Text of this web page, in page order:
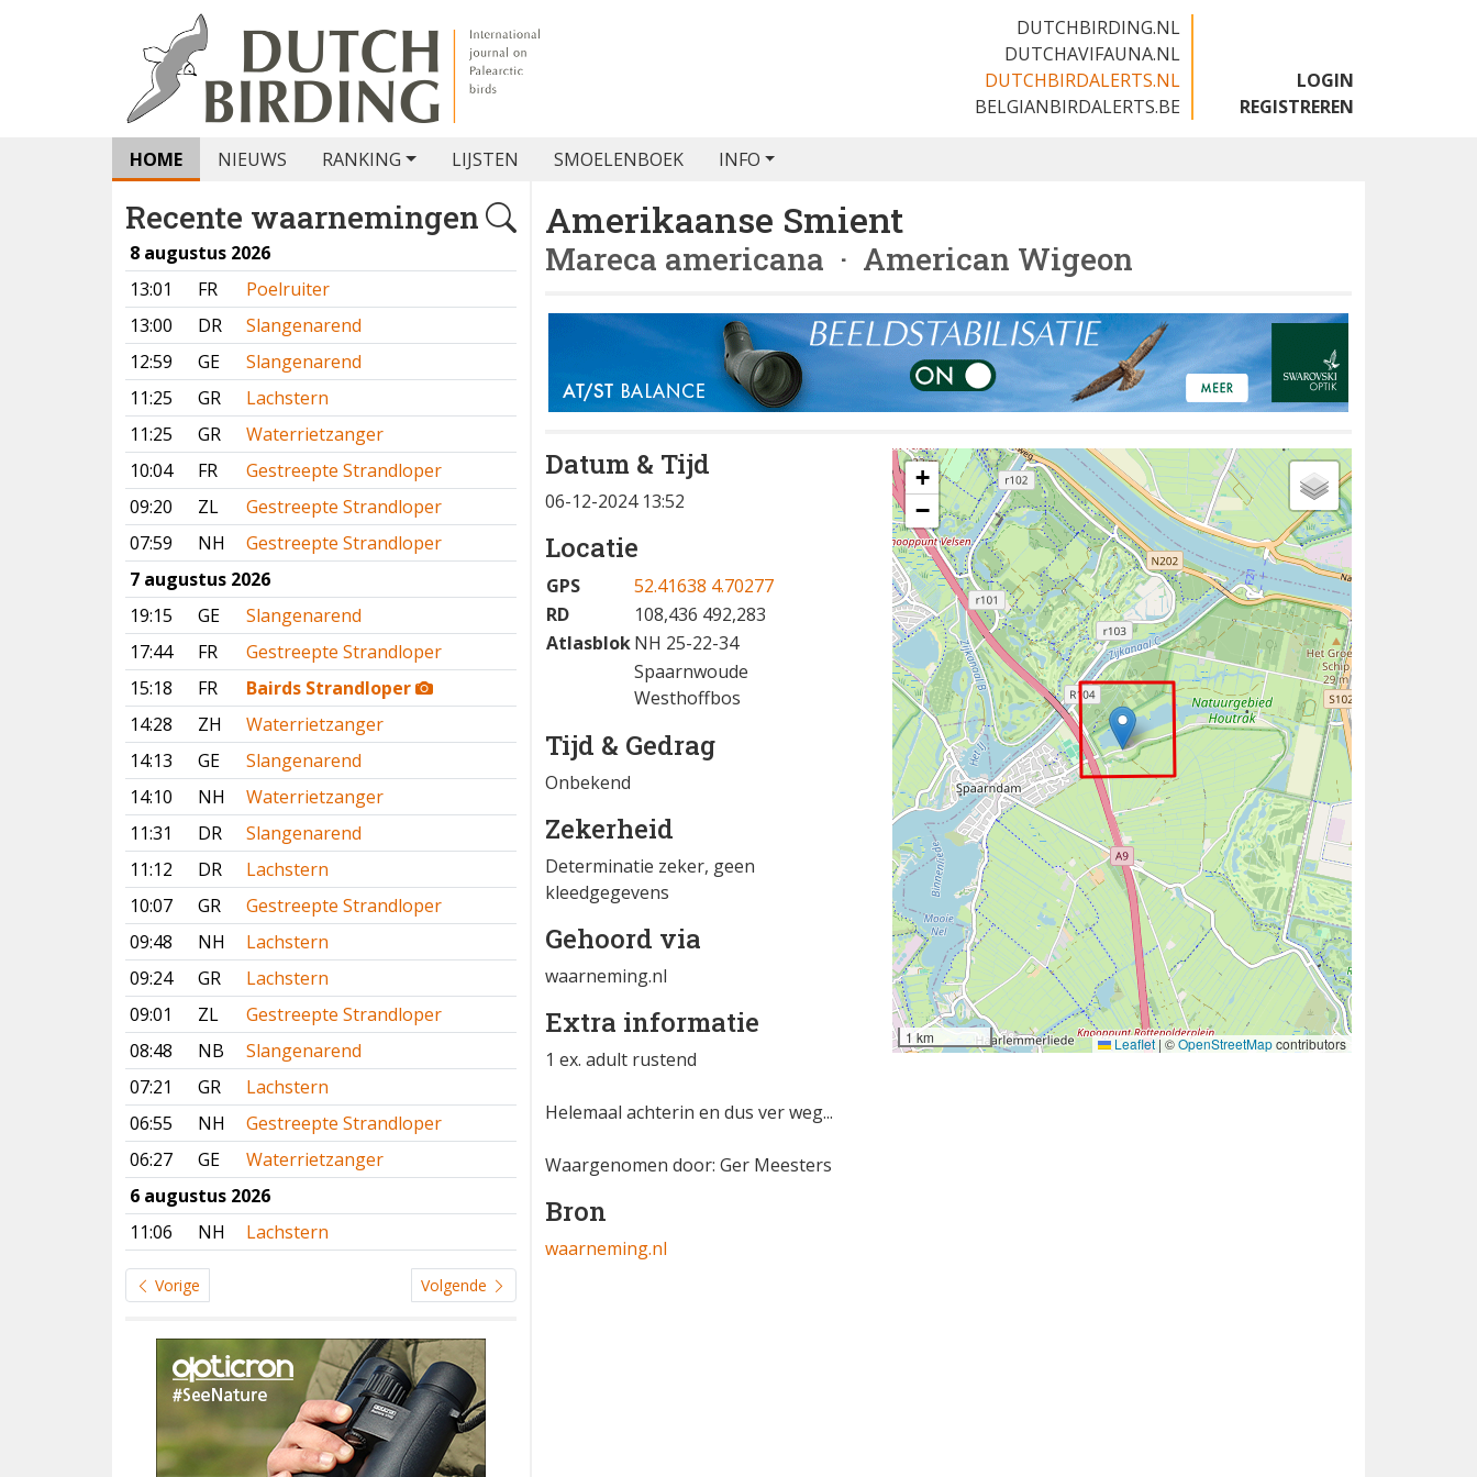
DUTCHBIRDING.NL
DUTCHAVIFAUNA.NL
DUTCHBIRDALERTS.NL
BELGIANBIRDALERTS.BE
LOGIN
REGISTREREN
HOME NIEUWS RANKING LIJSTEN SMOELENBOEK INFO
Recente waarnemingen
8 augustus 2026
13:01
FR
Poelruiter
13:00
DR
Slangenarend
12:59
GE
Slangenarend
11:25
GR
Lachstern
11:25
GR
Waterrietzanger
10:04
FR
Gestreepte Strandloper
09:20
ZL
Gestreepte Strandloper
07:59
NH
Gestreepte Strandloper
7 augustus 2026
19:15
GE
Slangenarend
17:44
FR
Gestreepte Strandloper
15:18
FR
Bairds Strandloper
14:28
ZH
Waterrietzanger
14:13
GE
Slangenarend
14:10
NH
Waterrietzanger
11:31
DR
Slangenarend
11:12
DR
Lachstern
10:07
GR
Gestreepte Strandloper
09:48
NH
Lachstern
09:24
GR
Lachstern
09:01
ZL
Gestreepte Strandloper
08:48
NB
Slangenarend
07:21
GR
Lachstern
06:55
NH
Gestreepte Strandloper
06:27
GE
Waterrietzanger
6 augustus 2026
11:06
NH Lachstern
Vorige Volgende
Amerikaanse Smient
Mareca americana · American Wigeon
Datum & Tijd
06-12-2024 13:52
Locatie
GPS
52.41638 4.70277
RD
108,436 492,283
AtlasblokNH 25-22-34
Spaarnwoude
Westhoffbos
Tijd & Gedrag
Onbekend
Zekerheid
Determinatie zeker, geen
kleedgegevens
Gehoord via
waarneming.nl
Extra informatie
1 ex. adult rustend
Helemaal achterin en dus ver weg...
Waargenomen door: Ger Meesters
Bron
waarneming.nl
+
−
1 km Leaflet| ©OpenStreetMapcontributors